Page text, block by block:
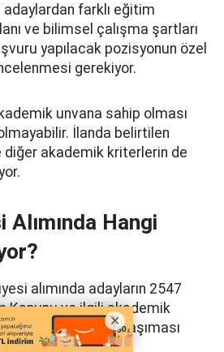
farklı eğitim
ve bilimsel çalışma şartları
yapılacak pozisyonun özel
gerekiyor.
unvana sahip olması
İlanda belirtilen
diğer akademik kriterlerin de
Hangi
alımında adayların 2547
Kanunu ve ilgili akademik
koşulları taşıması